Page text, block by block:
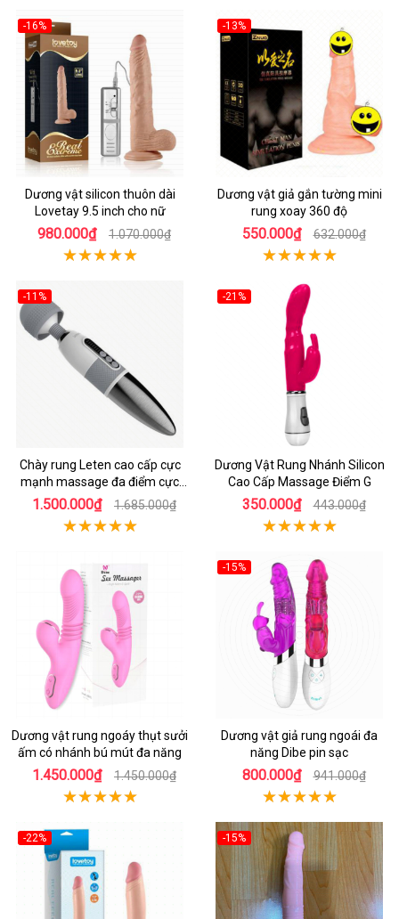
-16%
Dương vật silicon thuôn dài
Lovetay 9.5 inch cho nữ
980.000₫ 1.070.000₫
-13%
Dương vật giả gắn tường mini
rung xoay 360 độ
550.000₫ 632.000₫
-11%
Chày rung Leten cao cấp cực
mạnh massage đa điểm cực
khoái cực phê
1.500.000₫ 1.685.000₫
-21%
Dương Vật Rung Nhánh Silicon
Cao Cấp Massage Điểm G
350.000₫ 443.000₫
Dương vật rung ngoáy thụt sưởi
ấm có nhánh bú mút đa năng
1.450.000₫ 1.450.000₫
-15%
Dương vật giả rung ngoái đa
năng Dibe pin sạc
800.000₫ 941.000₫
-22% -15%